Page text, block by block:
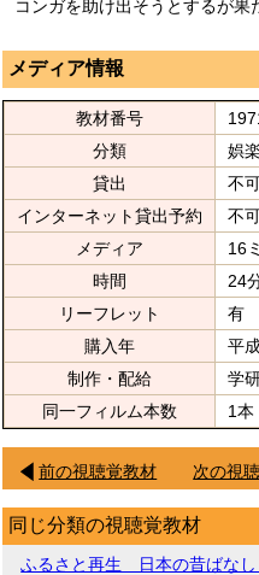
コンガを助け出そうとするが果
メディア情報
教材番号
分類
娯楽
貸出
不
インターネット貸出予約
不
メディア
16
時間
24
リーフレット
有
購入年
平
制作・配給
学
同一フィルム本数
1本
前の視聴覚教材 次の視
同じ分類の視聴覚教材
ふるさと再生 日本の昔ばな